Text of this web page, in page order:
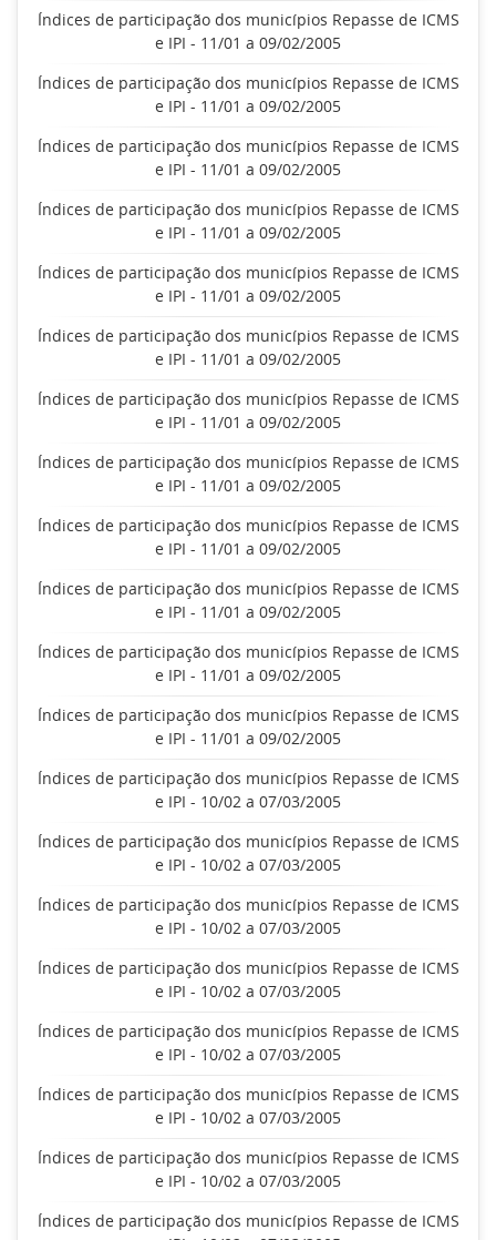
Índices de participação dos municípios Repasse de ICMS
e IPI - 11/01 a 09/02/2005
Índices de participação dos municípios Repasse de ICMS
e IPI - 11/01 a 09/02/2005
Índices de participação dos municípios Repasse de ICMS
e IPI - 11/01 a 09/02/2005
Índices de participação dos municípios Repasse de ICMS
e IPI - 11/01 a 09/02/2005
Índices de participação dos municípios Repasse de ICMS
e IPI - 11/01 a 09/02/2005
Índices de participação dos municípios Repasse de ICMS
e IPI - 11/01 a 09/02/2005
Índices de participação dos municípios Repasse de ICMS
e IPI - 11/01 a 09/02/2005
Índices de participação dos municípios Repasse de ICMS
e IPI - 11/01 a 09/02/2005
Índices de participação dos municípios Repasse de ICMS
e IPI - 11/01 a 09/02/2005
Índices de participação dos municípios Repasse de ICMS
e IPI - 11/01 a 09/02/2005
Índices de participação dos municípios Repasse de ICMS
e IPI - 11/01 a 09/02/2005
Índices de participação dos municípios Repasse de ICMS
e IPI - 11/01 a 09/02/2005
Índices de participação dos municípios Repasse de ICMS
e IPI - 10/02 a 07/03/2005
Índices de participação dos municípios Repasse de ICMS
e IPI - 10/02 a 07/03/2005
Índices de participação dos municípios Repasse de ICMS
e IPI - 10/02 a 07/03/2005
Índices de participação dos municípios Repasse de ICMS
e IPI - 10/02 a 07/03/2005
Índices de participação dos municípios Repasse de ICMS
e IPI - 10/02 a 07/03/2005
Índices de participação dos municípios Repasse de ICMS
e IPI - 10/02 a 07/03/2005
Índices de participação dos municípios Repasse de ICMS
e IPI - 10/02 a 07/03/2005
Índices de participação dos municípios Repasse de ICMS